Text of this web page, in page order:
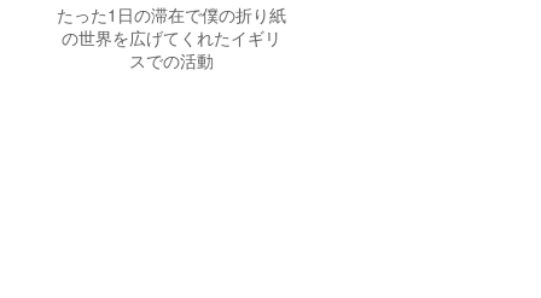
たった1日の滞在で僕の折り紙
の世界を広げてくれたイギリ
スでの活動